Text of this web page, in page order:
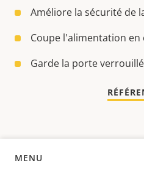
Améliore la sécurité de
Coupe l'alimentation en
Garde la porte
MENU
APERÇU